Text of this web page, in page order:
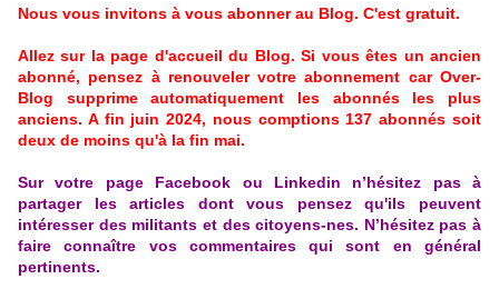
Nous vous invitons à vous abonner au Blog. C'est gratuit.
Allez sur la page d'accueil du Blog. Si vous êtes un ancien
abonné, pensez à renouveler votre abonnement car Over-
Blog supprime automatiquement les abonnés les plus
anciens. A fin juin 2024, nous comptions 137 abonnés soit
deux de moins qu'à la fin mai.
Sur votre page Facebook ou Linkedin n’hésitez pas à
partager les articles dont vous pensez qu'ils peuvent
intéresser des militants et des citoyens-nes. N’hésitez pas à
faire connaître vos commentaires qui sont en général
pertinents.